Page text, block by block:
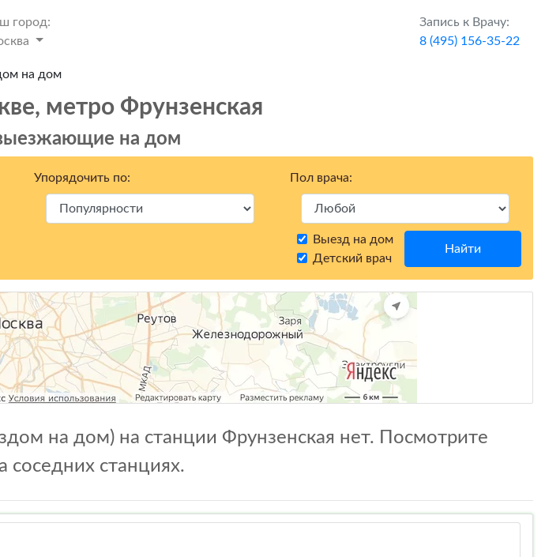
город:
Запись к Врачу:
8 (495) 156-35-22
на дом
метро Фрунзенская
на дом
Упорядочить по: Пол врача:
Выезд на дом
Детский врач
Найти
на дом) на станции Фрунзенская нет. Посмотрите
соседних станциях.